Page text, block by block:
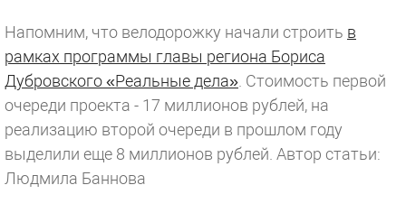
Напомним, что велодорожку начали строить в
рамках программы главы региона Бориса
Дубровского «Реальные дела» . Стоимость первой
очереди проекта - 17 миллионов рублей, на
реализацию второй очереди в прошлом году
выделили еще 8 миллионов рублей. Автор статьи:
Людмила Баннова